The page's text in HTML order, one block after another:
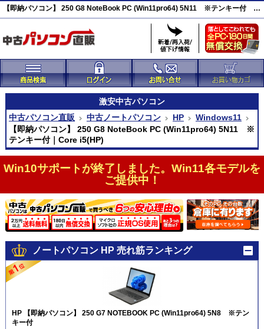
【即納パソコン】 250 G8 NoteBook PC (Win11pro64) 5N11 ※テンキー付 激安(47138)
激安中古パソコン
中古パソコン直販
中古ノートパソコン HP
Windows11
【即納パソコン】 250 G8 NoteBook PC (Win11pro64) 5N11 ※
テンキー付｜Core i5(HP)
Win10サポートが終了しました。Win11各モデルを
ご提供中！
ノートパソコン HP 売れ筋ランキング
HP 【即納パソコン】 250 G7 NOTEBOOK PC (Win11pro64) 5N8 ※テン
キー付